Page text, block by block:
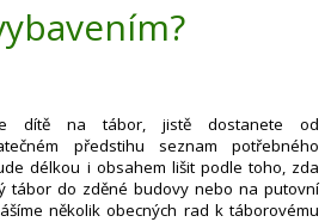
dítě na tábor, jistě dostanete od
předstihu seznam potřebného
délkou i obsahem lišit podle toho, zda
tábor do zděné budovy nebo na putovní
několik obecných rad k táborovému